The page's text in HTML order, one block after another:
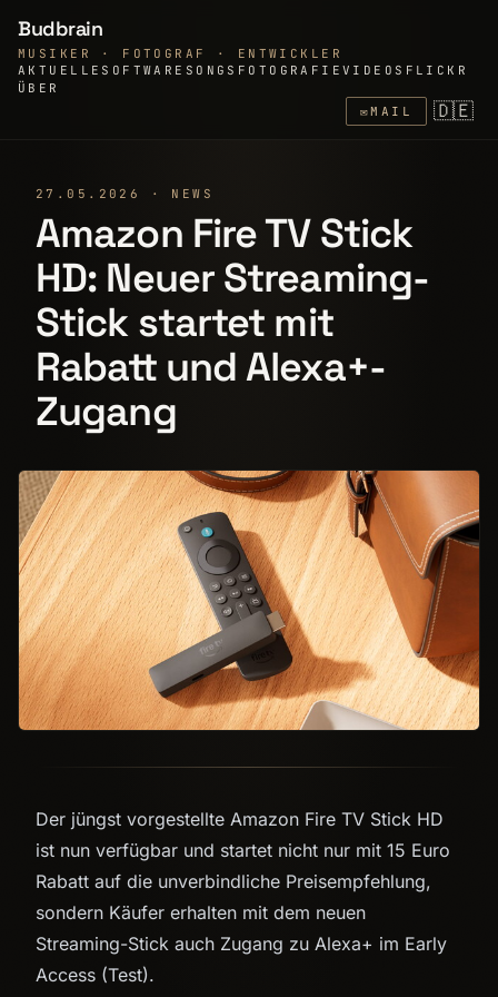
Budbrain
MUSIKER · FOTOGRAF · ENTWICKLER
AKTUELLE SOFTWARE SONGS FOTOGRAFIEVIDEOS FLICKR
ÜBER
✉MAIL 🇩🇪
27.05.2026 · NEWS
Amazon Fire TV Stick
HD: Neuer Streaming-
Stick startet mit
Rabatt und Alexa+-
Zugang
Der jüngst vorgestellte Amazon Fire TV Stick HD
ist nun verfügbar und startet nicht nur mit 15 Euro
Rabatt auf die unverbindliche Preisempfehlung,
sondern Käufer erhalten mit dem neuen
Streaming-Stick auch Zugang zu Alexa+ im Early
Access (Test).